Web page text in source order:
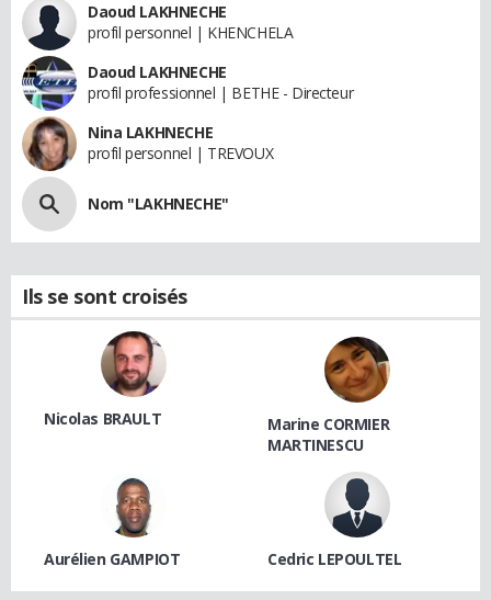
Daoud LAKHNECHE
profil personnel | KHENCHELA
Daoud LAKHNECHE
profil professionnel | BETHE - Directeur
Nina LAKHNECHE
profil personnel | TREVOUX
Nom "LAKHNECHE"
Ils se sont croisés
Nicolas BRAULT
Marine CORMIER
MARTINESCU
Aurélien GAMPIOT Cedric LEPOULTEL